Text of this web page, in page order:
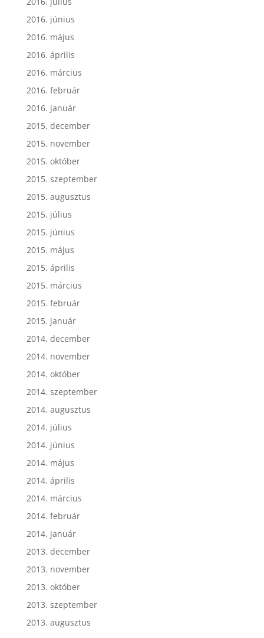
2016. június
2016. május
2016. április
2016. március
2016. február
2016. január
2015. december
2015. november
2015. október
2015. szeptember
2015. augusztus
2015. július
2015. június
2015. május
2015. április
2015. március
2015. február
2015. január
2014. december
2014. november
2014. október
2014. szeptember
2014. augusztus
2014. július
2014. június
2014. május
2014. április
2014. március
2014. február
2014. január
2013. december
2013. november
2013. október
2013. szeptember
2013. augusztus